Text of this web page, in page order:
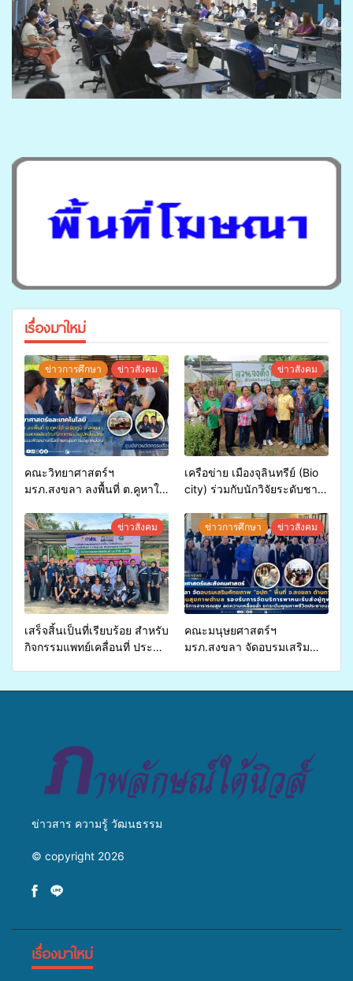
เรื่องมาใหม่
ข่าวการศึกษา ข่าวสังคม
คณะวิทยาศาสตร์ฯ
มรภ.สงขลา ลงพื้นที่ ต.คูหาใต้
ผลิตภัณฑ์จากการแปรรูป
หม่อนไหม ภายใต้กิจกรรม
พัฒนาเครือข่ายกลุ่มการปลูก
หม่อน
ข่าวสังคม
เครือข่าย เมืองจุลินทรีย์ (Bio
city) ร่วมกับนักวิจัยระดับชาติ
ประโยชน์จากสาหร่ายและ
เห็ดไมคอร์ไรซาสำหรับปลูกไม้
มีค่า-พืชเศรษฐกิจ”
ข่าวสังคม
เสร็จสิ้นเป็นที่เรียบร้อย สำหรับ
กิจกรรมแพทย์เคลื่อนที่ ประจำ
ข่าวการศึกษา ข่าวสังคม
คณะมนุษยศาสตร์ฯ
มรภ.สงขลา จัดอบรมเสริม
ชีวิตประชาชนอย่างยั่งยืน
ข่าวสาร ความรู้ วัฒนธรรม
© copyright 2026
เรื่องมาใหม่